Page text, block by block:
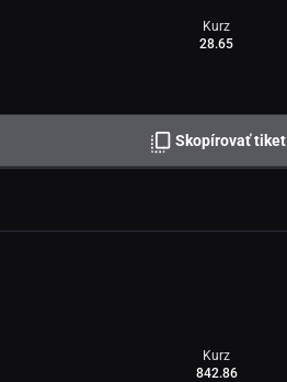
Kurz
28.65
Skopírovať tiket
Kurz
842.86